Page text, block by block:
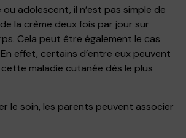
adolescent, il n’est pas simple de
la crème deux fois par jour sur
Cela peut être également le cas
effet, certains d’entre eux peuvent
maladie cutanée dès le plus
le soin, les parents peuvent associer